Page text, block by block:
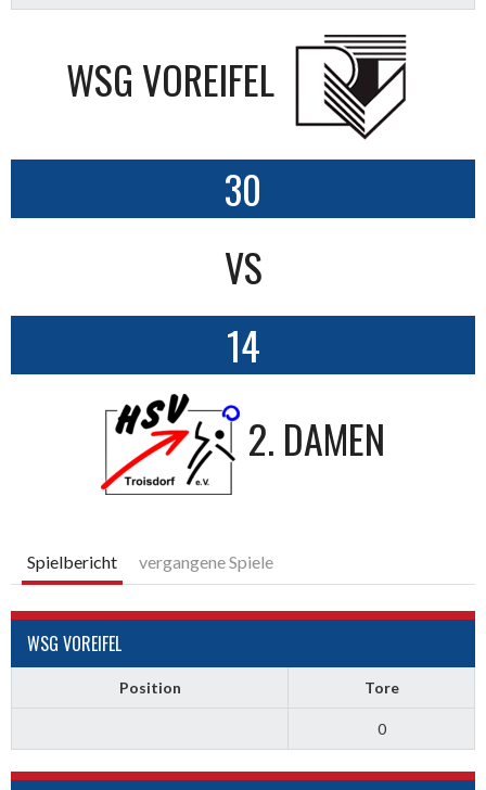
WSG VOREIFEL
30
VS
14
2. DAMEN
Spielbericht vergangene Spiele
WSG VOREIFEL
Position Tore
0